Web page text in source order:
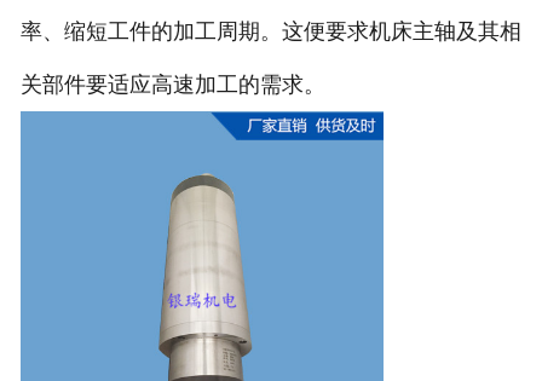
率、缩短工件的加工周期。这便要求机床主轴及其相
关部件要适应高速加工的需求。